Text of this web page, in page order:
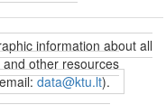
information about all
other resources
data@ktu.lt).